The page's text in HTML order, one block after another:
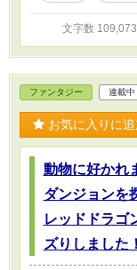
文字数 109,073
ファンタジー 連載中
お気に入りに追
動物に好かれ
ダンジョン
レッドドラゴ
ズりしました！